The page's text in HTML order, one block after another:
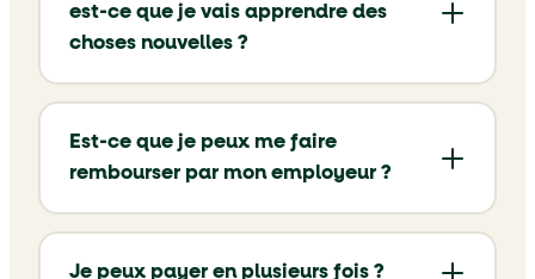
est-ce que je vais apprendre des
choses nouvelles ?
Est-ce que je peux me faire
rembourser par mon employeur ?
Je peux payer en plusieurs fois ?